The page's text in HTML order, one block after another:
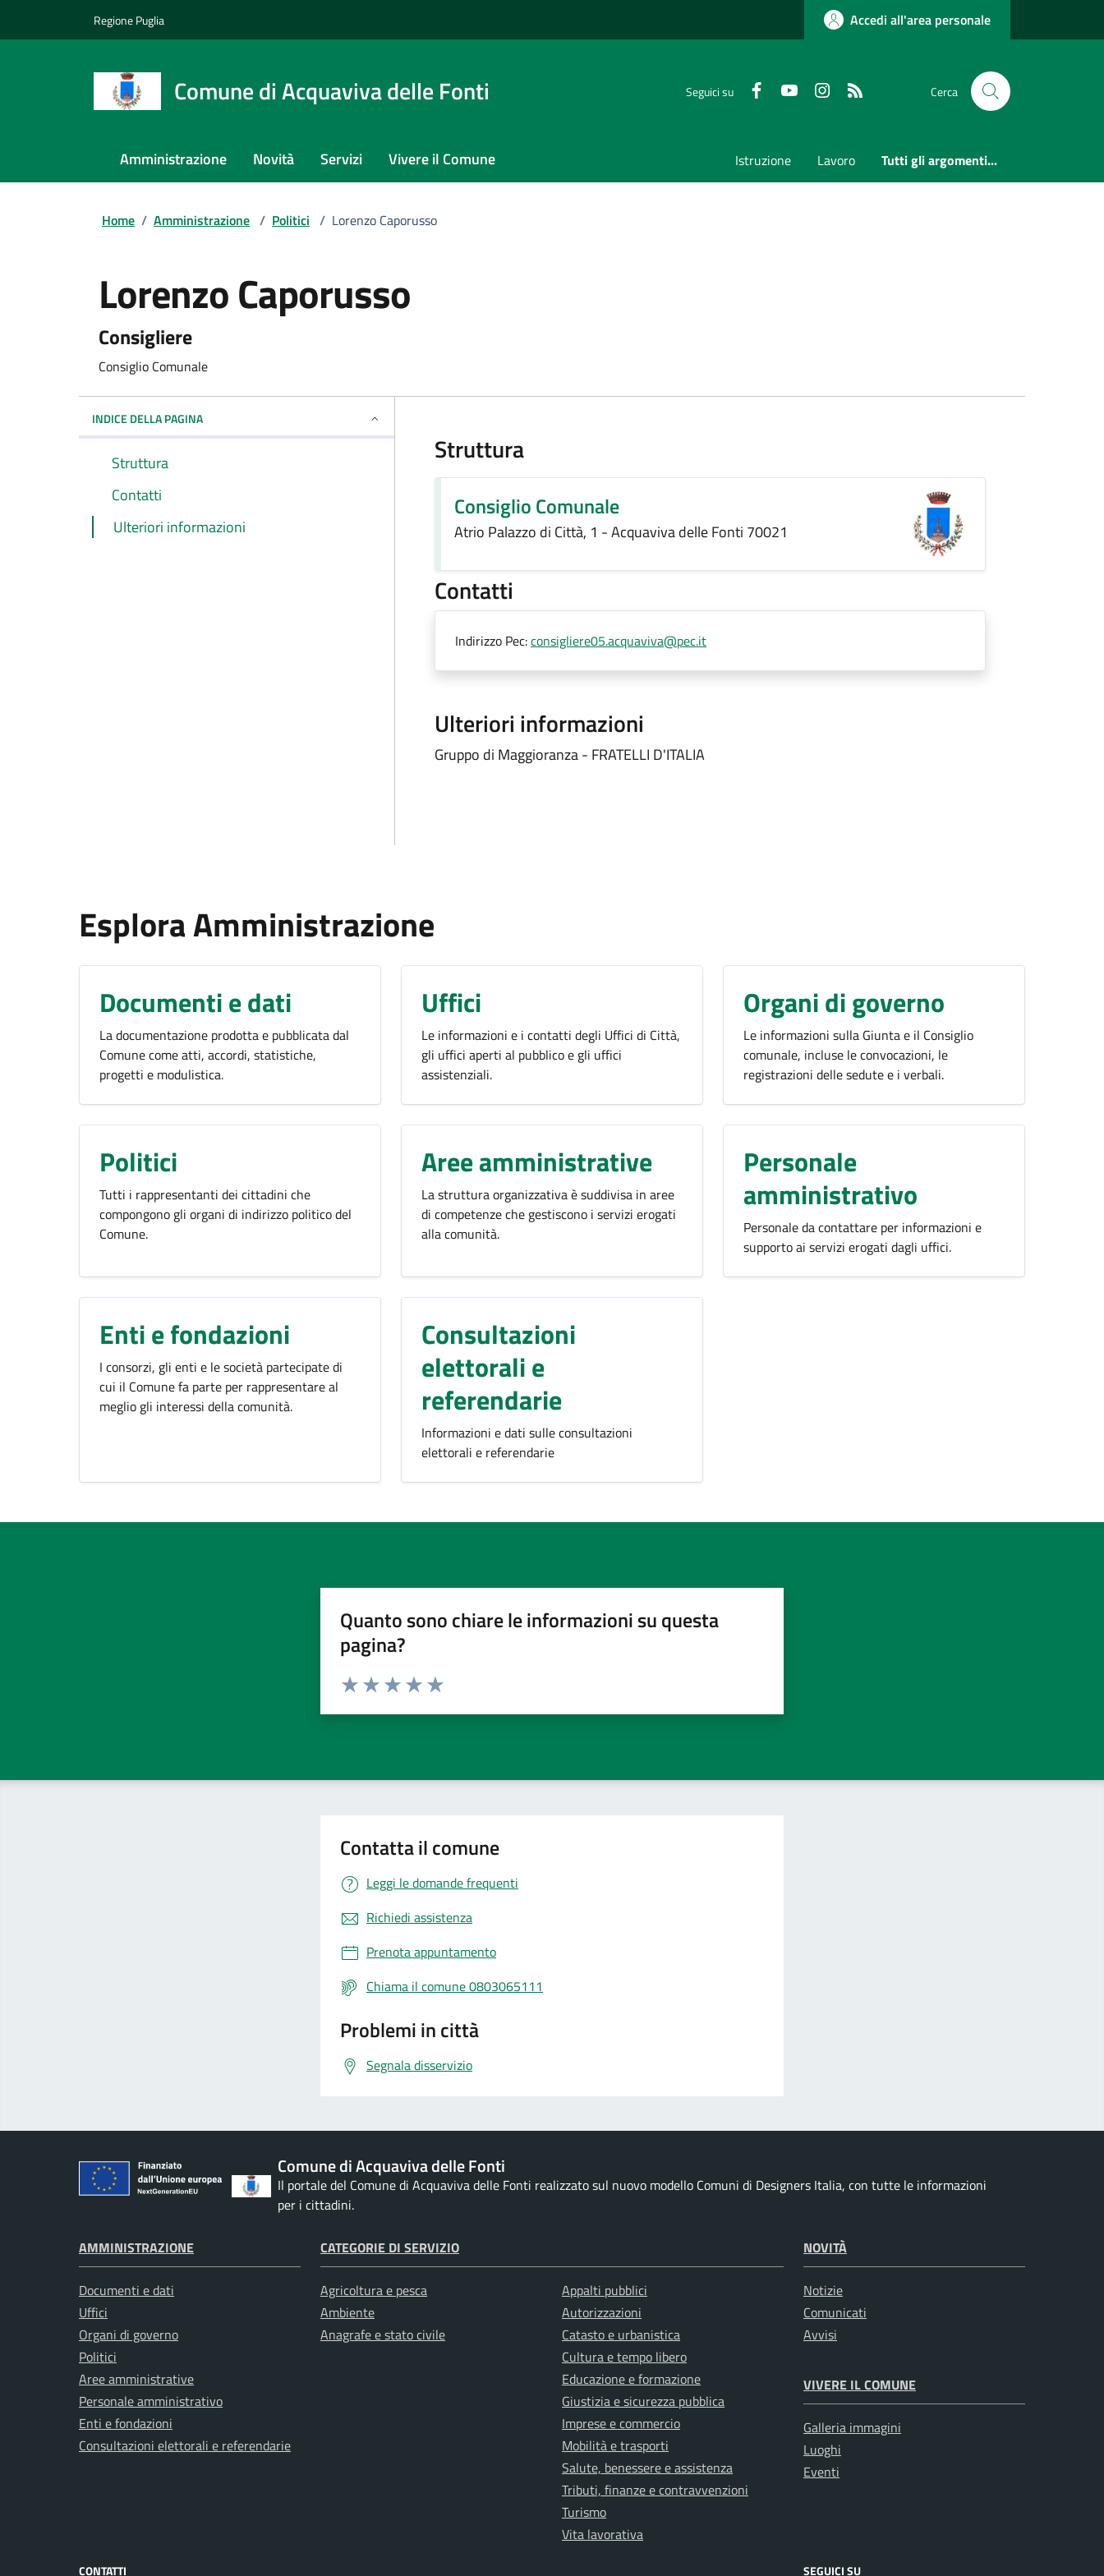
Regione Puglia Accedi all'area personale
Comune di Acquaviva delle Fonti Seguici su FaceboookYoutubeInstagram Cerca
Amministrazione Novità Servizi Vivere il Comune Istruzione Lavoro Tutti gli argomenti...
Home / Amministrazione / Politici / Lorenzo Caporusso
Lorenzo Caporusso
Consigliere
Consiglio Comunale
INDICE DELLA PAGINA
Struttura
Contatti
Ulteriori informazioni
Struttura
Consiglio Comunale
Atrio Palazzo di Città, 1 - Acquaviva delle Fonti 70021
Contatti
Indirizzo Pec:consigliere05.acquaviva@pec.it
Ulteriori informazioni
Gruppo di Maggioranza - FRATELLI D'ITALIA
Esplora Amministrazione
Documenti e dati
La documentazione prodotta e pubblicata dal
Comune come atti, accordi, statistiche,
progetti e modulistica.
Uffici
Le informazioni e i contatti degli Uffici di Città,
gli uffici aperti al pubblico e gli uffici
assistenziali.
Organi di governo
Le informazioni sulla Giunta e il Consiglio
comunale, incluse le convocazioni, le
registrazioni delle sedute e i verbali.
Politici
Tutti i rappresentanti dei cittadini che
compongono gli organi di indirizzo politico del
Comune.
Aree amministrative
La struttura organizzativa è suddivisa in aree
di competenze che gestiscono i servizi erogati
alla comunità.
Personale
amministrativo
Personale da contattare per informazioni e
supporto ai servizi erogati dagli uffici.
Enti e fondazioni
I consorzi, gli enti e le società partecipate di
cui il Comune fa parte per rappresentare al
meglio gli interessi della comunità.
Consultazioni
elettorali e
referendarie
Informazioni e dati sulle consultazioni
elettorali e referendarie
Quanto sono chiare le informazioni su questa
pagina?
Valuta da 1 a 5 stelle la pagina
Contatta il comune
Leggi le domande frequenti
Richiedi assistenza
Prenota appuntamento
Chiama il comune 0803065111
Problemi in città
Segnala disservizio
Comune di Acquaviva delle Fonti
Il portale del Comune di Acquaviva delle Fonti realizzato sul nuovo modello Comuni di Designers Italia, con tutte le informazioni
per i cittadini.
AMMINISTRAZIONE
Documenti e dati
Uffici
Organi di governo
Politici
Aree amministrative
Personale amministrativo
Enti e fondazioni
Consultazioni elettorali e referendarie
CATEGORIE DI SERVIZIO
Agricoltura e pesca
Ambiente
Anagrafe e stato civile
Appalti pubblici
Autorizzazioni
Catasto e urbanistica
Cultura e tempo libero
Educazione e formazione
Giustizia e sicurezza pubblica
Imprese e commercio
Mobilità e trasporti
Salute, benessere e assistenza
Tributi, finanze e contravvenzioni
Turismo
Vita lavorativa
NOVITÀ
Notizie
Comunicati
Avvisi
VIVERE IL COMUNE
Galleria immagini
Luoghi
Eventi
CONTATTI SEGUICI SU